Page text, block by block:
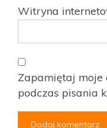
Witryna
Zapamiętaj moje
podczas pisania